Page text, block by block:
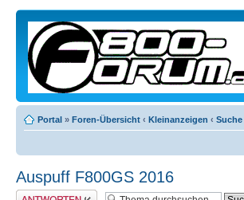
Portal » Foren-Übersicht ‹ Kleinanzeigen ‹ Suche
Auspuff F800GS 2016
Antwort schreiben